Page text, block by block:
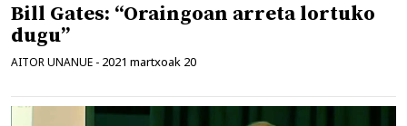
Bill Gates: “Oraingoan arreta lortuko
dugu”
AITOR UNANUE - 2021 martxoak 20